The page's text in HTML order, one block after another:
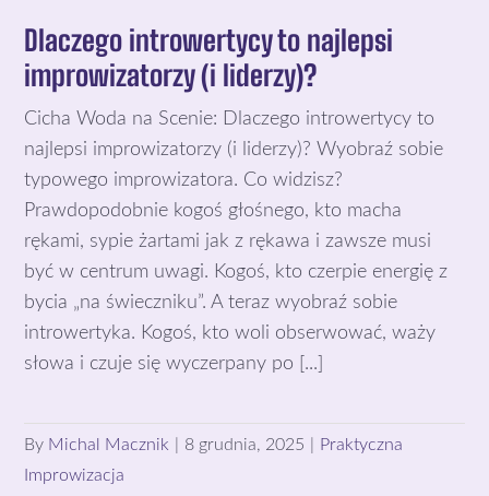
Dlaczego introwertycy to najlepsi
improwizatorzy (i liderzy)?
Cicha Woda na Scenie: Dlaczego introwertycy to
najlepsi improwizatorzy (i liderzy)? Wyobraź sobie
typowego improwizatora. Co widzisz?
Prawdopodobnie kogoś głośnego, kto macha
rękami, sypie żartami jak z rękawa i zawsze musi
być w centrum uwagi. Kogoś, kto czerpie energię z
bycia „na świeczniku”. A teraz wyobraź sobie
introwertyka. Kogoś, kto woli obserwować, waży
słowa i czuje się wyczerpany po [...]
By Michal Macznik 8 grudnia, 2025
Praktyczna
Improwizacja